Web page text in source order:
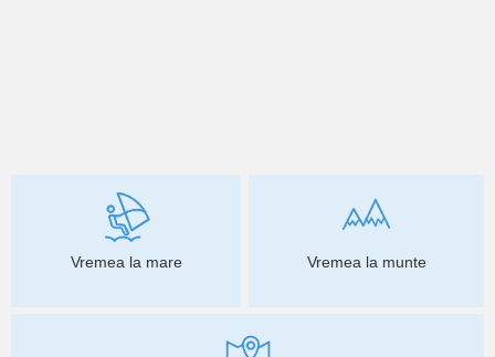
Vremea la mare Vremea la munte